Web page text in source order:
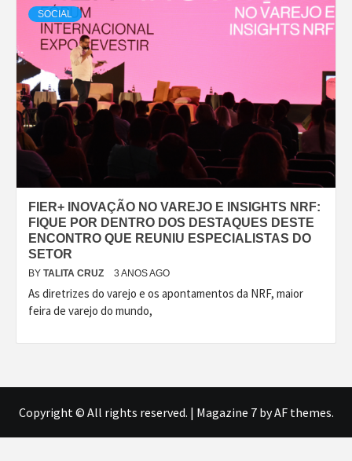
SOCIAL
FIER+ INOVAÇÃO NO VAREJO E INSIGHTS NRF:
FIQUE POR DENTRO DOS DESTAQUES DESTE
ENCONTRO QUE REUNIU ESPECIALISTAS DO
SETOR
BY TALITA CRUZ 3 ANOS AGO
As diretrizes do varejo e os apontamentos da NRF, maior
feira de varejo do mundo,
Copyright © All rights reserved. | Magazine 7by AF themes.